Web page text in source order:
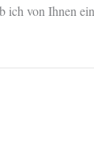
von Ihnen